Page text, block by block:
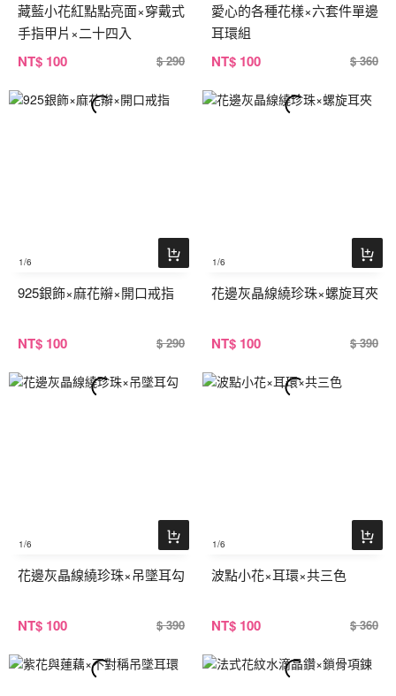
藏藍小花紅點點亮面×穿戴式
手指甲片×二十四入
NT$ 100 $ 290
愛心的各種花樣×六套件單邊
耳環組
NT$ 100 $ 360
1/6
925銀飾×麻花辮×開口戒指
NT$ 100 $ 290
1/6
花邊灰晶線繞珍珠×螺旋耳夾
NT$ 100 $ 390
1/6
花邊灰晶線繞珍珠×吊墜耳勾
NT$ 100 $ 390
1/6
波點小花×耳環×共三色
NT$ 100 $ 360